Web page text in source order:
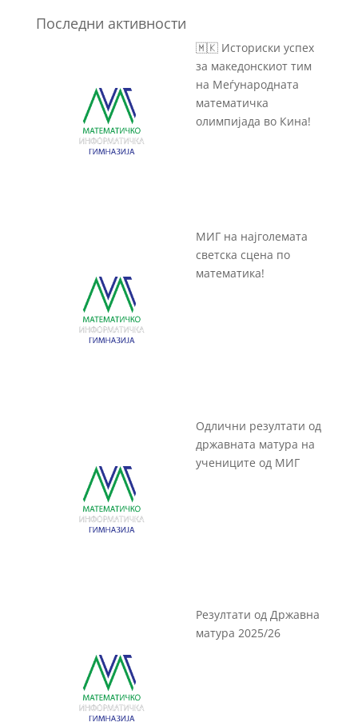
Последни активности
🇲🇰 Историски успех
за македонскиот тим
на Меѓународната
математичка
олимпијада во Кина!
МИГ на најголемата
светска сцена по
математика!
Одлични резултати од
државната матура на
учениците од МИГ
Резултати од Државна
матура 2025/26